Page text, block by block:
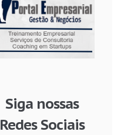
Siga nossas
Redes Sociais